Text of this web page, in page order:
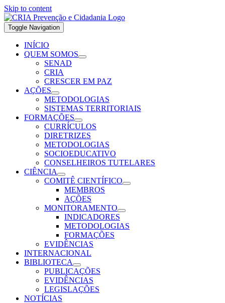
Skip to content
Toggle Navigation
INÍCIO
QUEM SOMOS
SENAD
CRIA
CRESCER EM PAZ
AÇÕES
METODOLOGIAS
SISTEMAS TERRITORIAIS
FORMAÇÕES
CURRÍCULOS
DIRETRIZES
METODOLOGIAS
SOCIOEDUCATIVO
CONSELHEIROS TUTELARES
CIÊNCIA
COMITÊ CIENTÍFICO
MEMBROS
AÇÕES
MONITORAMENTO
INDICADORES
METODOLOGIAS
FORMAÇÕES
EVIDÊNCIAS
INTERNACIONAL
BIBLIOTECA
PUBLICAÇÕES
EVIDÊNCIAS
LEGISLAÇÕES
NOTÍCIAS